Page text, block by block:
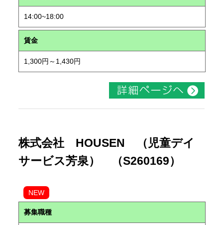
14:00~18:00
賃金
1,300円～1,430円
株式会社 HOUSEN （児童デイ
サービス芳泉） （S260169）
NEW
募集職種